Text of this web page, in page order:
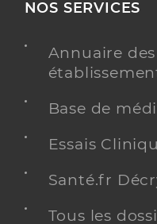
NOS SERVICES
Annuaire
Base de
Essais
Santé.fr
Tous les